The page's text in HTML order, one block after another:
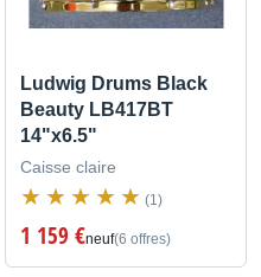
Ludwig Drums Black
Beauty LB417BT
14"x6.5"
Caisse claire
(1)
1 159 €neuf(6 offres)